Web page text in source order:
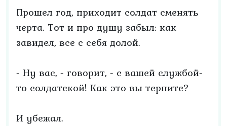
Прошел год, приходит солдат сменять
черта. Тот и про душу забыл: как
завидел, все с себя долой.
- Ну вас, - говорит, - с вашей службой-
то солдатской! Как это вы терпите?
И убежал.